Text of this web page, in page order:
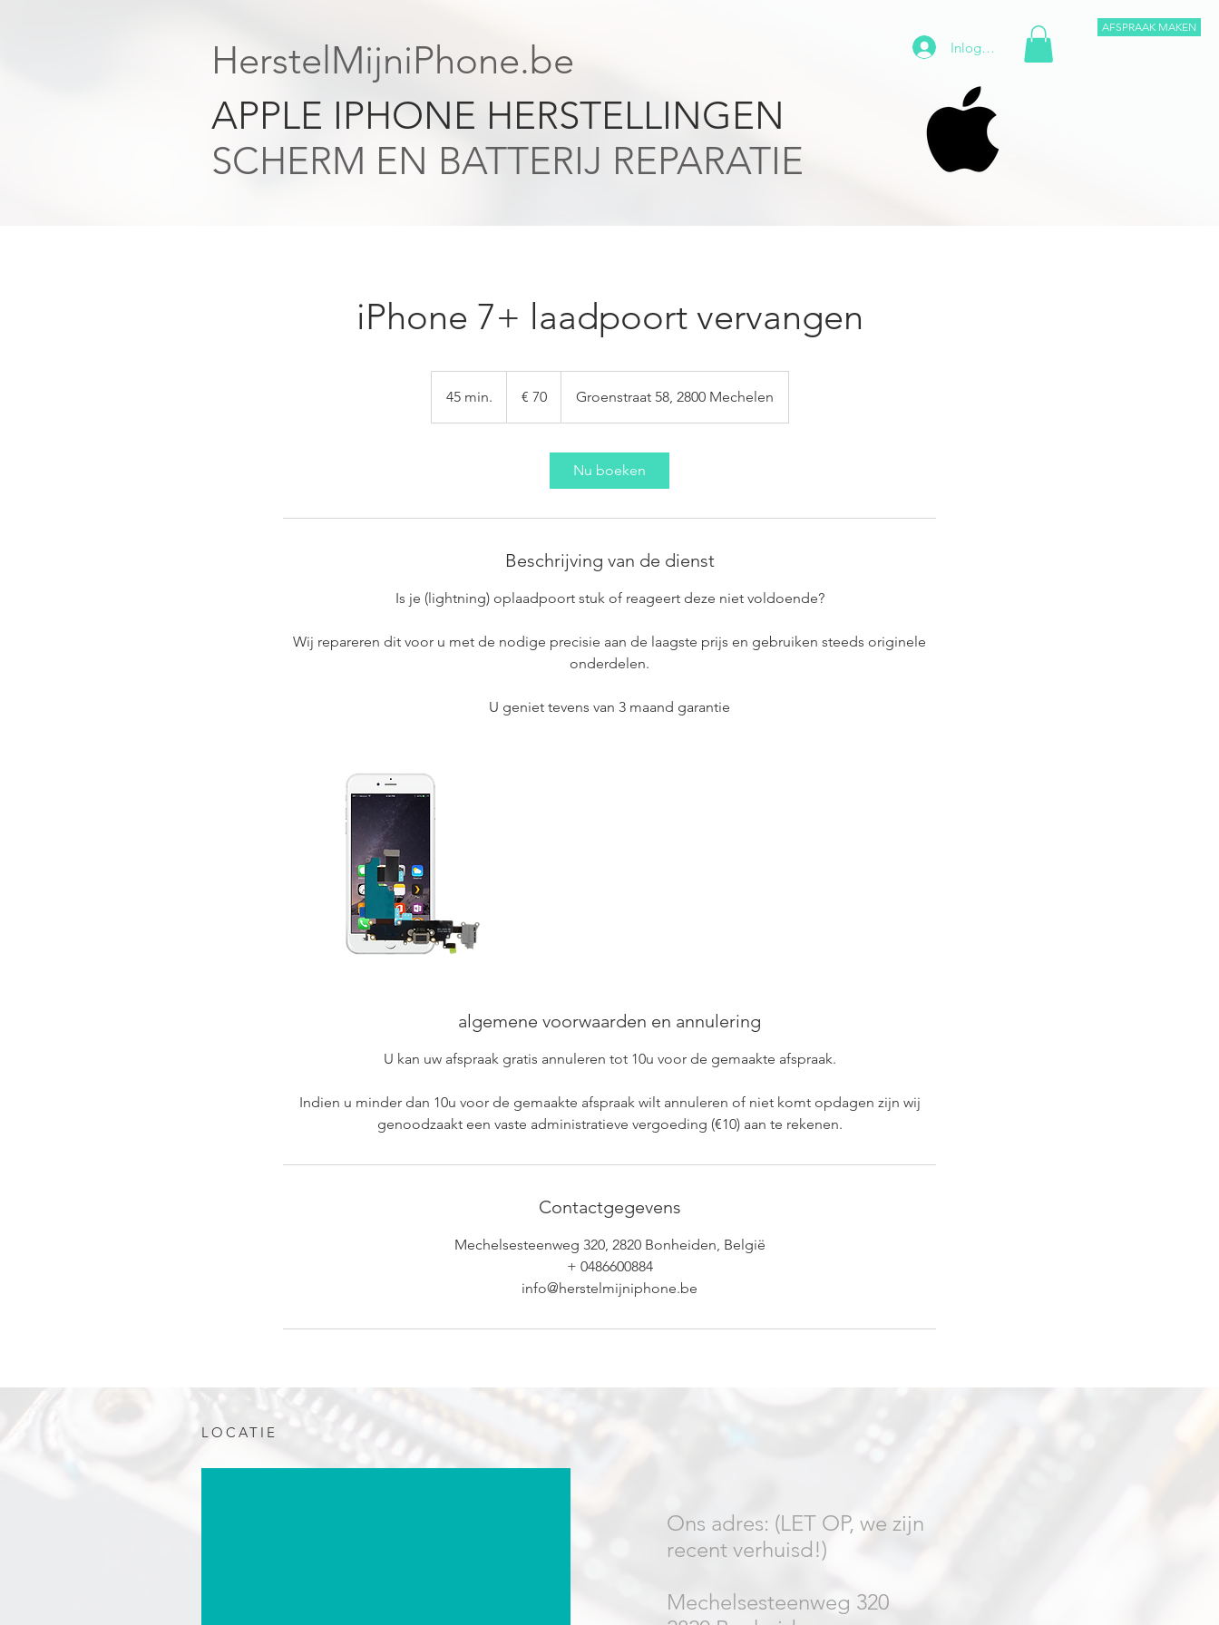
AFSPRAAK MAKEN
Inloggen
HerstelMijniPhone.be
APPLE IPHONE HERSTELLINGEN
SCHERM EN BATTERIJ REPARATIE
iPhone 7+ laadpoort vervangen
45 min.
5
€ 70 Groenstraat 58, 2800 Mechelen
Nu boeken
Beschrijving van de dienst
Is je (lightning) oplaadpoort stuk of reageert deze niet voldoende?
Wij repareren dit voor u met de nodige precisie aan de laagste prijs en gebruiken steeds originele
onderdelen.
U geniet tevens van 3 maand garantie
algemene voorwaarden en annulering
U kan uw afspraak gratis annuleren tot 10u voor de gemaakte afspraak.
Indien u minder dan 10u voor de gemaakte afspraak wilt annuleren of niet komt opdagen zijn wij
genoodzaakt een vaste administratieve vergoeding (€10) aan te rekenen.
Contactgegevens
Mechelsesteenweg 320, 2820 Bonheiden, België
+ 0486600884
info@herstelmijniphone.be
LOCATIE
Ons adres: (LET OP, we zijn
recent verhuisd!)
Mechelsesteenweg 320